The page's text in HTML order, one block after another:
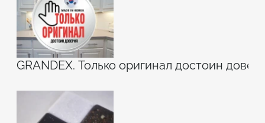
GRANDEX. Только оригинал достоин